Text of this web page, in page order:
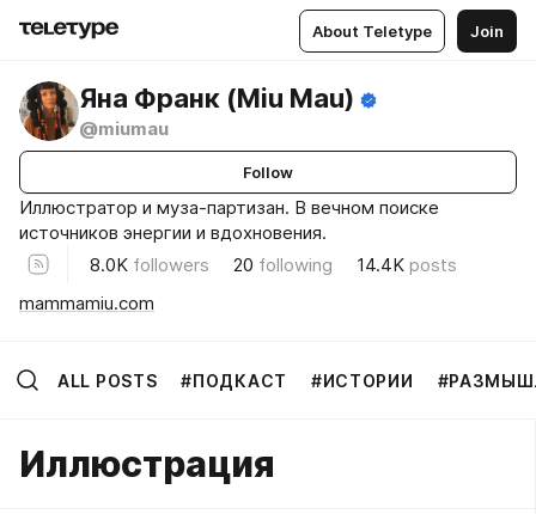
About Teletype Join
Яна Франк (Miu Mau)
@miumau
Follow
Иллюстратор и муза-партизан. В вечном поиске
источников энергии и вдохновения.
8.0K followers 20 following 14.4K posts
mammamiu.com
ALL POSTS #ПОДКАСТ #ИСТОРИИ
Иллюстрация